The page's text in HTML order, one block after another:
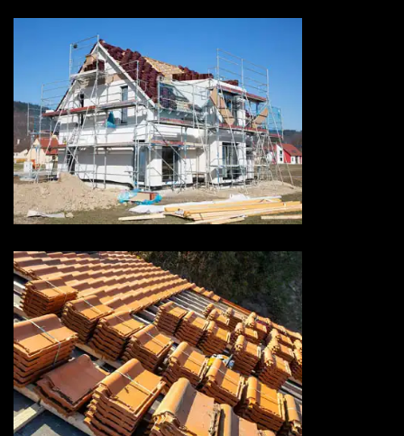
Ravalement de façade 73
Savoie
Rénovation de toiture 73
Savoie